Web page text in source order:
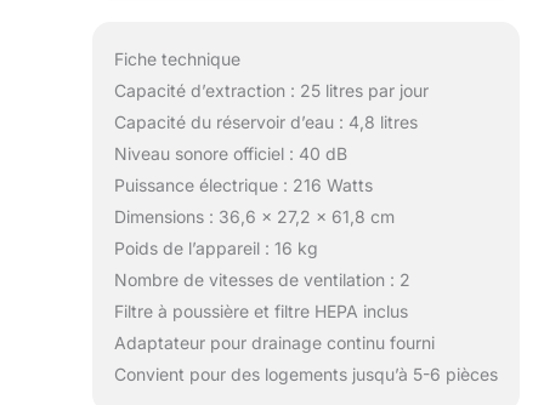
Fiche technique
Capacité d’extraction : 25 litres par jour
Capacité du réservoir d’eau : 4,8 litres
Niveau sonore officiel : 40 dB
Puissance électrique : 216 Watts
Dimensions : 36,6 x 27,2 x 61,8 cm
Poids de l’appareil : 16 kg
Nombre de vitesses de ventilation : 2
Filtre à poussière et filtre HEPA inclus
Adaptateur pour drainage continu fourni
Convient pour des logements jusqu’à 5-6 pièces